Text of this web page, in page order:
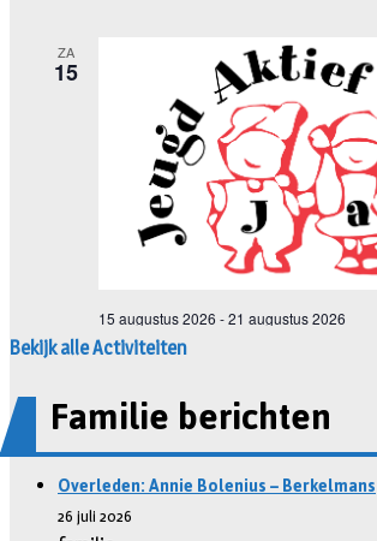
Bekijk alle Activiteiten
Familie berichten
Overleden: Annie Bolenius – Berkelmans
26 juli 2026